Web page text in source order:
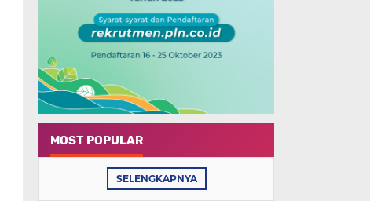
MOST POPULAR
SELENGKAPNYA